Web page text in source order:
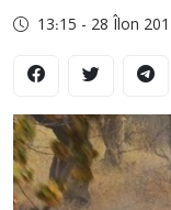
13:15 - 28 Îlon